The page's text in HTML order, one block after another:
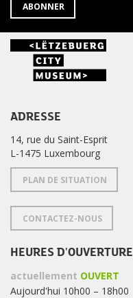
ABONNER
ADRESSE
14, rue du Saint-Esprit
L-1475 Luxembourg
PLAN DE SITUATION
CONTACTEZ-NOUS
HEURES D'OUVERTURE
actuellement OUVERT
Aujourd'hui 10h00 – 18h00